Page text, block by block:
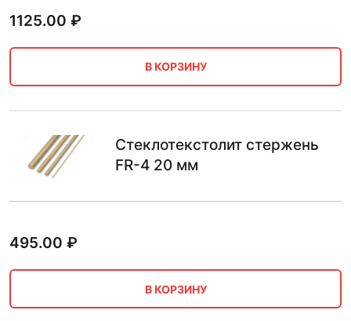
1125.00 ₽
В КОРЗИНУ
Стеклотекстолит стержень
FR-4 20 мм
495.00 ₽
В КОРЗИНУ